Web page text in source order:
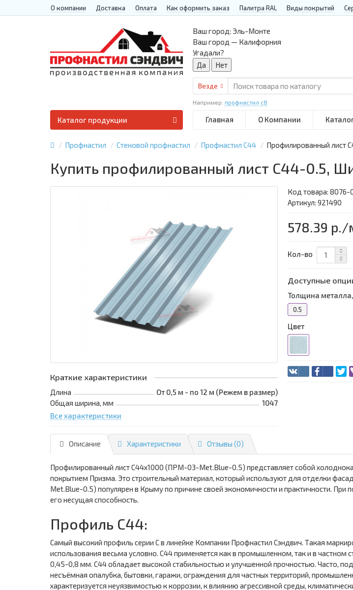
О компании Доставка Оплата Как оформить заказ Палитра RAL Виды покрытий
Ваш город: Эль-Монте
Ваш город — Калифорния
Угадали?
Везде
Например: профнастил с8
Главная О Компании
Каталог продукции
Профнастил Стеновой профнастил Профнастил С44 Профилированный лист
Купить профилированный лист С44-0.5,
Краткие характеристики
Длина
От 0,5 м - по 12 м (Режем в размер)
Общая ширина, мм
1047
Все характеристики
Код товара:8076-
Артикул: 921490
578.39 р./
Кол-во
Доступные
Толщина
0.5
Цвет
Описание Характеристики Отзывы (0)
Профилированный лист С44х1000 (ПРМ-03-Met.Blue-0.5) представляет собой
покрытием Призма. Это строительный материал, который используют для отделки
Met.Blue-0.5) популярен в Крыму по причине своей экономичности и практичности.
его несущая способность.
Профиль С44:
Самый высокий профиль серии С в линейке Компании Профнастил Сэндвич. Такая
использования весьма условно. С44 применяется как в промышленном, так и в
0,45-0,8 мм. С44 обладает высокой стабильностью и улучшенной прочностью. Часто,
несъёмная опалубка, бытовки, гаражи, ограждения для частных территорий,
характеризуется неуязвимостью к коррозии, к влиянию агрессивной среды,